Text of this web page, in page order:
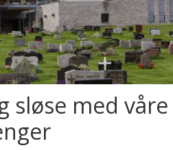
sløse med våre